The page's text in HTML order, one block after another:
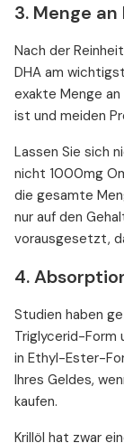
3. Menge an
Nach der
DHA am
exakte Menge an
ist und meiden
Lassen Sie sich
nicht 1000mg
die gesamte
nur auf den
vorausgesetzt,
4.
Studien haben
Triglycerid-Form
in Ethyl-Ester-
Ihres Geldes,
kaufen.
Krillöl hat zwar